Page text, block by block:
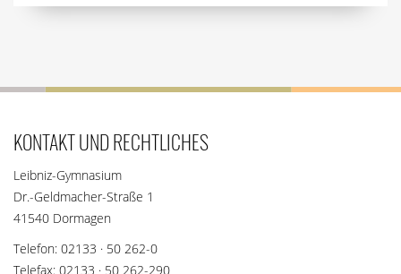
KONTAKT UND RECHTLICHES
Leibniz-Gymnasium
Dr.-Geldmacher-Straße 1
41540 Dormagen
Telefon: 02133 · 50 262-0
Telefax: 02133 · 50 262-290